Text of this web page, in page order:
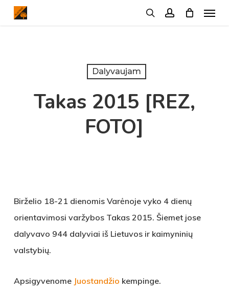
Skip
Menu
Dalyvaujam
Takas 2015 [REZ,
FOTO]
Birželio 18-21 dienomis Varėnoje vyko 4 dienų
orientavimosi varžybos Takas 2015. Šiemet jose
dalyvavo 944 dalyviai iš Lietuvos ir kaimyninių
valstybių.
Apsigyvenome Juostandžio kempinge.